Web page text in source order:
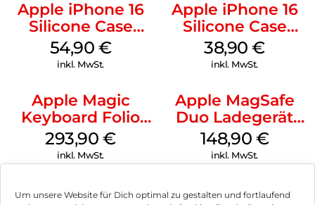
Um unsere Website für Dich optimal zu gestalten und fortlaufend
Apple iPhone 16
Silicone Case
MagSafe Black
54,90 €
inkl. MwSt.
Apple iPhone 16
Silicone Case
MagSafe
Ultramarine
38,90€
inkl. MwSt.
Apple Magic
Keyboard Folio
iPad 10.9″ (10.Gen.)
Weiß
293,90€
inkl. MwSt.
Apple MagSafe
Duo Ladegerät
Weiß
148,90 €
inkl. MwSt.